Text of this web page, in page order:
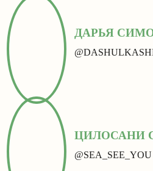
ДАРЬЯ
ЦИЛОСАНИ
@SEA_SEE_YOU